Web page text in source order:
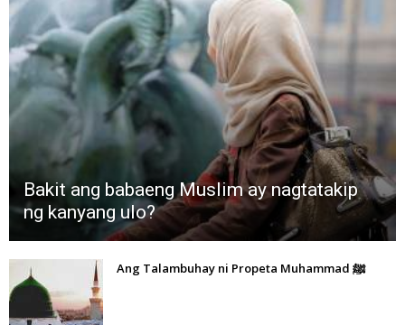
Bakit ang babaeng Muslim ay nagtatakip
ng kanyang ulo?
Ang Talambuhay ni Propeta Muhammad ﷺ